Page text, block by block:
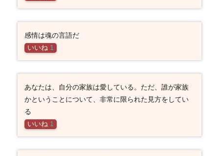
感情は魂の言語だ
いいね 1
あなたは、自分の家族は愛している。ただ、誰が家族
かということについて、非常に限られた見方をしてい
る
いいね 1